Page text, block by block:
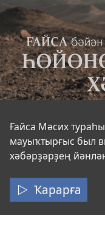
Ғайса
бәйән
иткән
һөйөнөслө
хәбәр
Ғайса Мәсих
мауыҡтырғыс был
хәбәрҙәрҙең
Ҡарарға